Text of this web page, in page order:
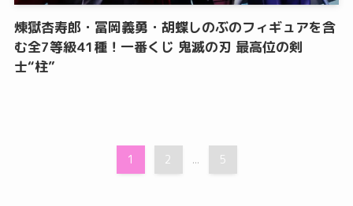
煉獄杏寿郎・冨岡義勇・胡蝶しのぶのフィギュアを含
む全7等級41種！一番くじ 鬼滅の刃 最高位の剣
士“柱”
1 2 ... 5